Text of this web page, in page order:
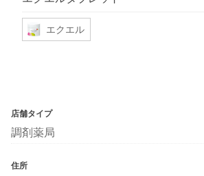
エクエル
店舗タイプ
調剤薬局
住所